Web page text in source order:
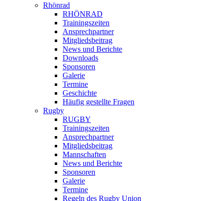
Rhönrad
RHÖNRAD
Trainingszeiten
Ansprechpartner
Mitgliedsbeitrag
News und Berichte
Downloads
Sponsoren
Galerie
Termine
Geschichte
Häufig gestellte Fragen
Rugby
RUGBY
Trainingszeiten
Ansprechpartner
Mitgliedsbeitrag
Mannschaften
News und Berichte
Sponsoren
Galerie
Termine
Regeln des Rugby Union